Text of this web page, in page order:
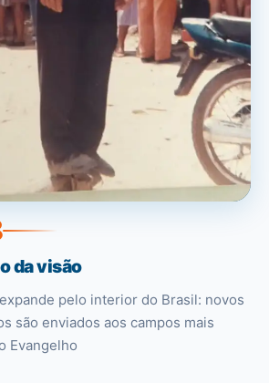
da visão
pelo interior do Brasil: novos
são enviados aos campos mais
Evangelho